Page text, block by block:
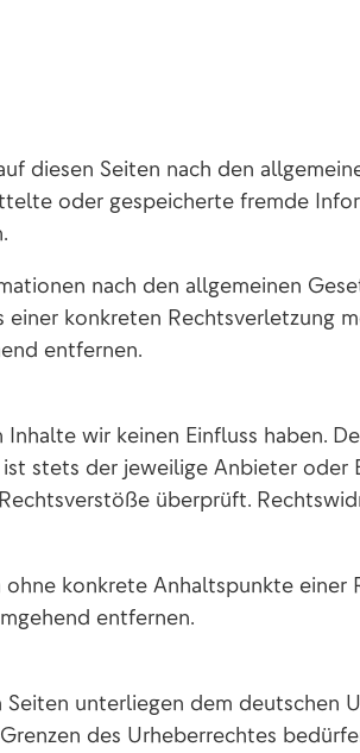
diesen Seiten nach den
oder gespeicherte fremde
nach den allgemeinen
konkreten Rechtsverletzung
entfernen.
wir keinen Einfluss haben.
stets der jeweilige Anbieter
überprüft.
konkrete Anhaltspunkte einer
entfernen.
unterliegen dem deutschen
des Urheberrechtes